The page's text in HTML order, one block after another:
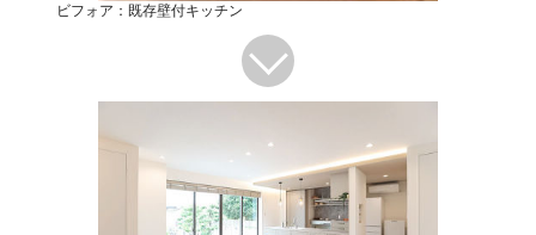
ビフォア：既存壁付キッチン